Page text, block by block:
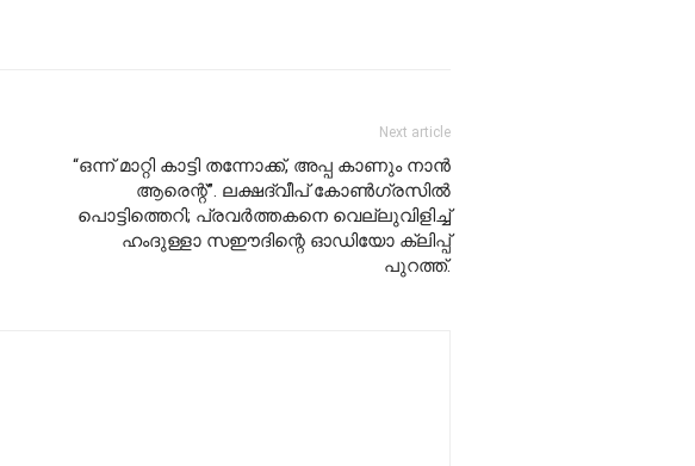
Next article
“ഒന്ന് മാറ്റി കാട്ടി തന്നോക്ക്, അപ്പ കാണും നാൻ
ആരെന്റ്”. ലക്ഷദ്വീപ് കോൺഗ്രസിൽ
പൊട്ടിത്തെറി; പ്രവർത്തകനെ വെല്ലുവിളിച്ച്
ഹംദുള്ളാ സഈദിന്റെ ഓഡിയോ ക്ലിപ്പ്
പുറത്ത്.